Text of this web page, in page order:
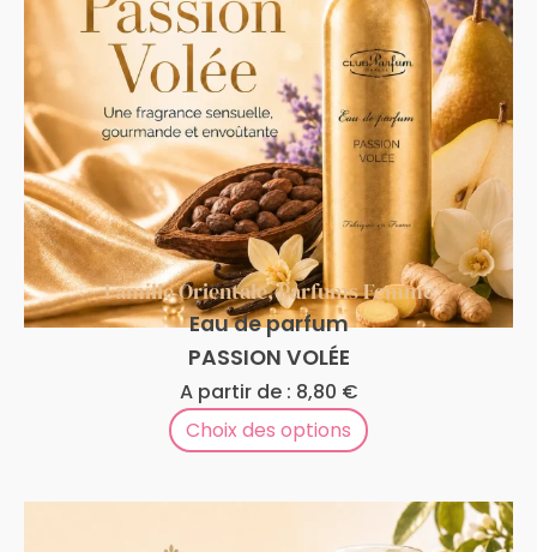
Famille Orientale,Parfums Femme
Eau de parfum
PASSION VOLÉE
A partir de : 8,80 €
Choix des options